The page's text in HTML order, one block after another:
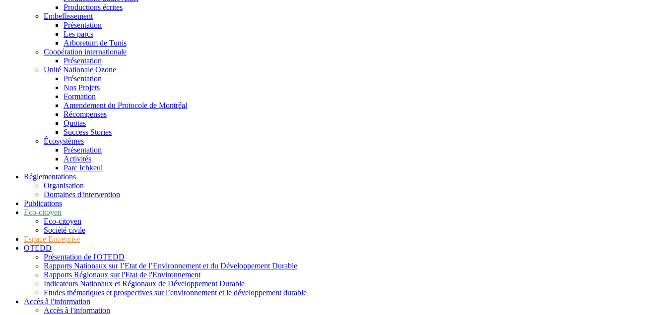
Productions écrites
Embellissement
Présentation
Les parcs
Arboretum de Tunis
Coopération internationale
Présentation
Unité Nationale Ozone
Présentation
Nos Projets
Formation
Amendement du Protocole de Montréal
Récompenses
Quotas
Success Stories
Écosystèmes
Présentation
Activités
Parc Ichkeul
Réglementations
Organisation
Domaines d'intervention
Publications
Eco-citoyen
Eco-citoyen
Société civile
Espace Entreprise
OTEDD
Présentation de l'OTEDD
Rapports Nationaux sur l’Etat de l’Environnement et du Développement Durable
Rapports Régionaux sur l'Etat de l'Environnement
Indicateurs Nationaux et Régionaux de Développement Durable
Etudes thématiques et prospectives sur l’environnement et le développement durable
Accès à l'information
Accès à l'information